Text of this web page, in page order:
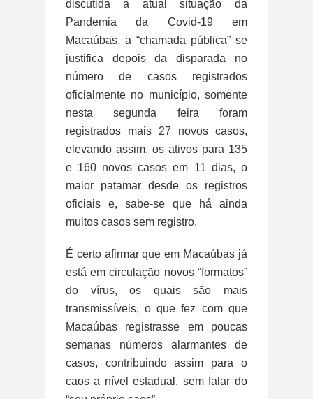
discutida a atual situação da
Pandemia da Covid-19 em
Macaúbas, a “chamada pública” se
justifica depois da disparada no
número de casos registrados
oficialmente no município, somente
nesta segunda feira foram
registrados mais 27 novos casos,
elevando assim, os ativos para 135
e 160 novos casos em 11 dias, o
maior patamar desde os registros
oficiais e, sabe-se que há ainda
muitos casos sem registro.
É certo afirmar que em Macaúbas já
está em circulação novos “formatos”
do vírus, os quais são mais
transmissíveis, o que fez com que
Macaúbas registrasse em poucas
semanas números alarmantes de
casos, contribuindo assim para o
caos a nível estadual, sem falar do